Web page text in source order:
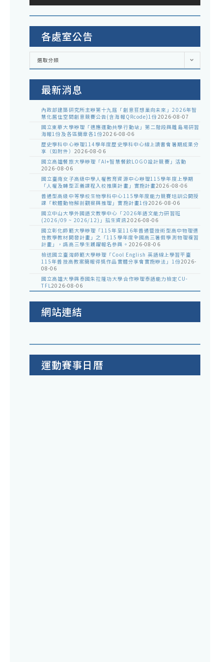
各處室公告
各
室
選取分類
最新消息
內政部建築研究所主辦第十九屆「創意狂想巢向未來」2026年智
慧化居住空間創意競賽公告(含海報QRcode)1份2026-08-07
國立東華大學辦理「適應運動共學行動站」第二階段與離島場研習
海報1份及各區簡章各1份2026-08-06
歷史學科中心辦理114學年度歷史學科中心線上讀書會暑期成果分
享（如附件） 2026-08-06
國立高雄餐旅大學辦理「AI+智慧餐飲LOGO設計競賽」活動
2026-08-06
國立臺南女子高級中學人權教育資源中心辦理115學年度上學期
「人權及轉型正義課程入校推廣計畫」實施計畫2026-08-06
普通型高級中等學校生物學科中心115學年度能力競賽培訓公開授
課「軟體動物解剖觀察與推理」實施計畫1份2026-08-06
國立中山大學外國語文教學中心「2026年語文能力研習班
(2026/09 ~ 2026/12)」招生資訊2026-08-06
國立彰化師範大學辦理「115年至116年普通暨技術型高中物理適
性教學教材開發計畫」之「115學年度全國高三暑假學測物理複習
計畫」，請高三學生踴躍報名參與。 2026-08-06
檢送國立臺灣師範大學辦理「Cool English 英語線上學習平臺
115年普技高教案簡報得獎作品實體分享會實施辦法」1份2026-
08-06
國立高雄大學與泰國朱拉隆功大學合作辦理泰語能力檢定CU-
TFL2026-08-06
網站連結
運動賽事日曆